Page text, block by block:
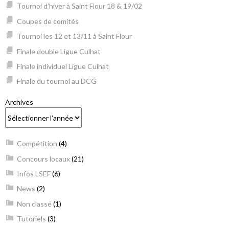
Tournoi d’hiver à Saint Flour 18 & 19/02
Coupes de comités
Tournoi les 12 et 13/11 à Saint Flour
Finale double Ligue Culhat
Finale individuel Ligue Culhat
Finale du tournoi au DCG
Archives
Compétition (4)
Concours locaux(21)
Infos LSEF(6)
News (2)
Non classé (1)
Tutoriels (3)